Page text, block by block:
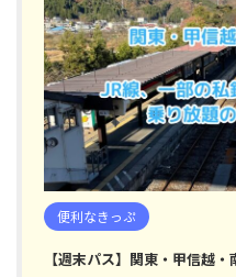
便利なきっぷ
【週末パス】関東・甲信越